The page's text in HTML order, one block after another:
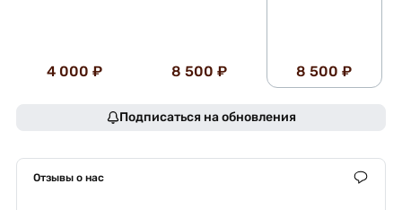
4 000 ₽ 8 500 ₽ 8 500 ₽
Подписаться на обновления
Отзывы о нас